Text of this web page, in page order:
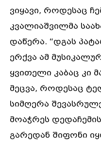
ვიყავი, როდესაც
კვალიაშვილმა
დაწერა. “დგას
ერქვა ამ
ყვითელი კაბაც კი
მეცვა, როდესაც
სიმღერა
მოაჭრეს
გარედან შიფონი